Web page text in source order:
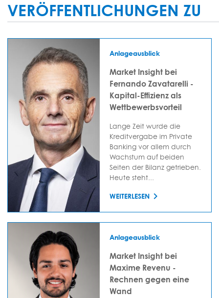
VERÖFFENTLICHUNGEN ZU
Anlageausblick
Market Insight bei
Fernando Zavatarelli -
Kapital-Effizienz als
Wettbewerbsvorteil
Lange Zeit wurde die
Kreditvergabe im Private
Banking vor allem durch
Wachstum auf beiden
Seiten der Bilanz getrieben.
Heute steht...
WEITERLESEN
Anlageausblick
Market Insight bei
Maxime Revenu -
Rechnen gegen eine
Wand